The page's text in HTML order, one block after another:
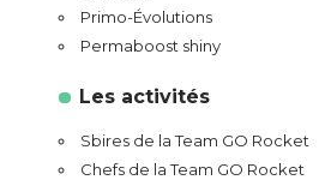
Primo-Évolutions
Permaboost shiny
Les activités
Sbires de la Team GO Rocket
Chefs de la Team GO Rocket